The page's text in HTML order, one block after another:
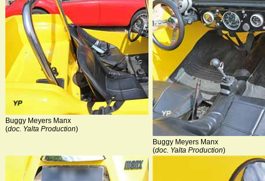
Buggy Meyers Manx
(doc. Yalta Production)
Buggy Meyers Manx
(doc. Yalta Production)